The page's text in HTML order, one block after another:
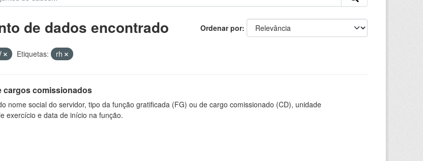
Ordenar por
de dados encontrado
Etiquetas: rh
cargos comissionados
nome social do servidor, tipo da função gratificada (FG) ou de cargo comissionado (CD), unidade
exercício e data de início na função.